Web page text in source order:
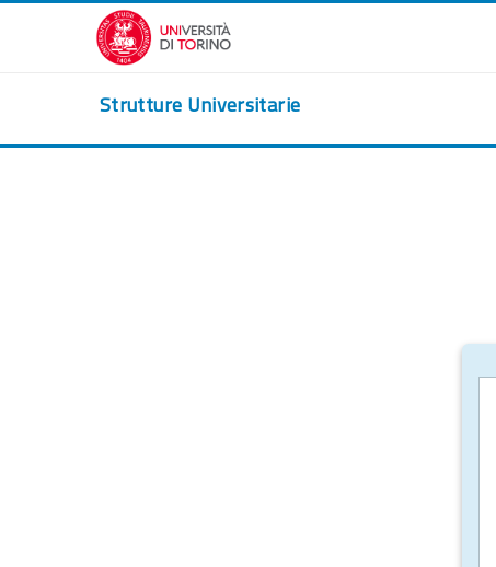
Vai al contenuto principale
Strutture Universitarie